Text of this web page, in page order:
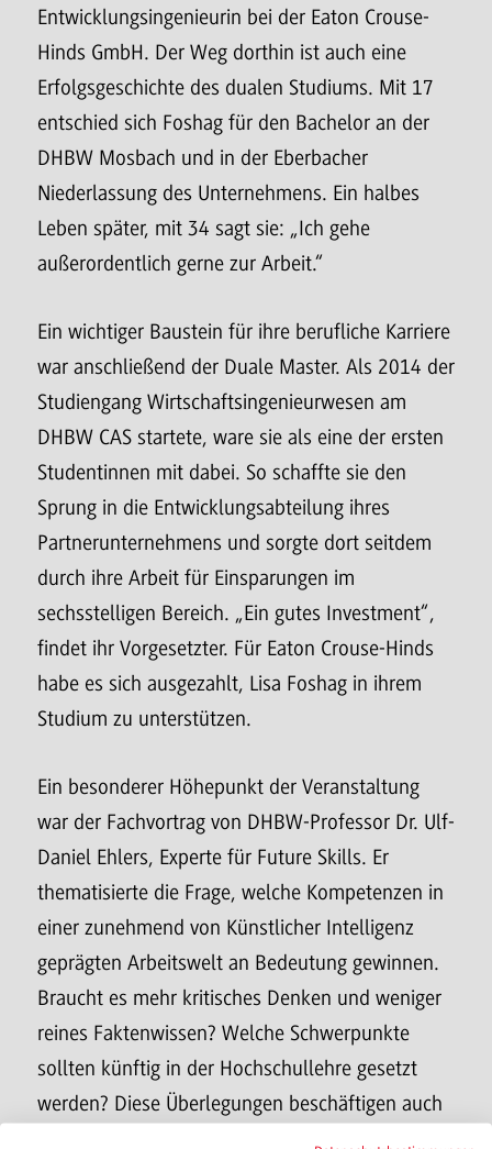
Entwicklungsingenieurin bei der Eaton Crouse-
Hinds GmbH. Der Weg dorthin ist auch eine
Erfolgsgeschichte des dualen Studiums. Mit 17
entschied sich Foshag für den Bachelor an der
DHBW Mosbach und in der Eberbacher
Niederlassung des Unternehmens. Ein halbes
Leben später, mit 34 sagt sie: „Ich gehe
außerordentlich gerne zur Arbeit.“
Ein wichtiger Baustein für ihre berufliche Karriere
war anschließend der Duale Master. Als 2014 der
Studiengang Wirtschaftsingenieurwesen am
DHBW CAS startete, ware sie als eine der ersten
Studentinnen mit dabei. So schaffte sie den
Sprung in die Entwicklungsabteilung ihres
Partnerunternehmens und sorgte dort seitdem
durch ihre Arbeit für Einsparungen im
sechsstelligen Bereich. „Ein gutes Investment“,
findet ihr Vorgesetzter. Für Eaton Crouse-Hinds
habe es sich ausgezahlt, Lisa Foshag in ihrem
Studium zu unterstützen.
Ein besonderer Höhepunkt der Veranstaltung
war der Fachvortrag von DHBW-Professor Dr. Ulf-
Daniel Ehlers, Experte für Future Skills. Er
thematisierte die Frage, welche Kompetenzen in
einer zunehmend von Künstlicher Intelligenz
geprägten Arbeitswelt an Bedeutung gewinnen.
Braucht es mehr kritisches Denken und weniger
reines Faktenwissen? Welche Schwerpunkte
sollten künftig in der Hochschullehre gesetzt
werden? Diese Überlegungen beschäftigen auch